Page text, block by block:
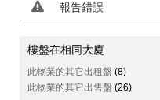
報告錯誤
樓盤在相同大廈
此物業的其它出租盤 (8)
此物業的其它出售盤 (26)